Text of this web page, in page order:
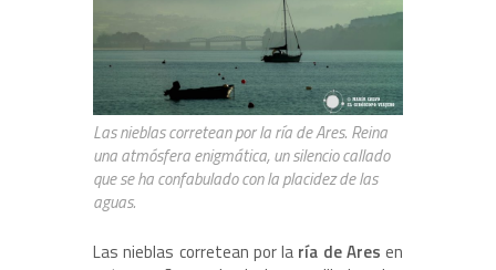
Las nieblas corretean por la ría de Ares. Reina
una atmósfera enigmática, un silencio callado
que se ha confabulado con la placidez de las
aguas.
Las nieblas corretean por la ría de Ares en